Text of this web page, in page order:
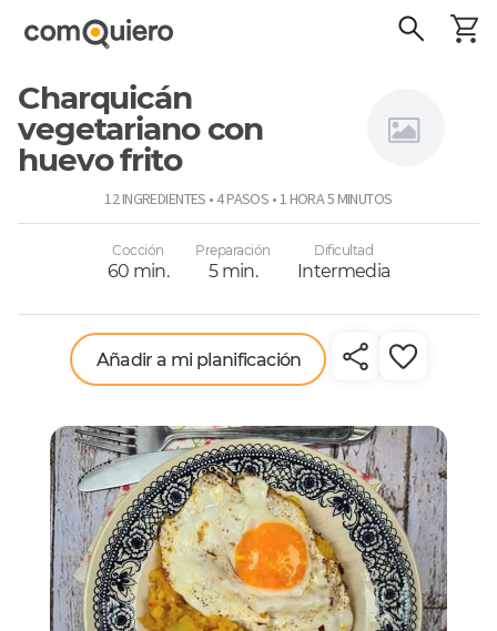
Charquicán
vegetariano con
huevo frito
12 INGREDIENTES • 4 PASOS • 1 HORA 5 MINUTOS
Cocción
60 min.
Preparación
5 min.
Dificultad
Intermedia
Añadir a mi planificación